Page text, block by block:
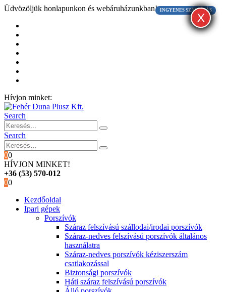
Üdvözöljük honlapunkon és webáruházunkban!
Hívjon minket:
Search
Search
00
HÍVJON MINKET!
+36 (53) 570-012
00
Kezdőoldal
Ipari gépek
Porszívók
Száraz felszívású szállodai/irodai porszívók
Száraz-nedves felszívású porszívók általános
használatra
Száraz-nedves porszívók kéziszerszám
csatlakozással
Biztonsági porszívók
Háti száraz felszívású porszívók
INGYENES SZÁLLÍTÁS
X
X
X